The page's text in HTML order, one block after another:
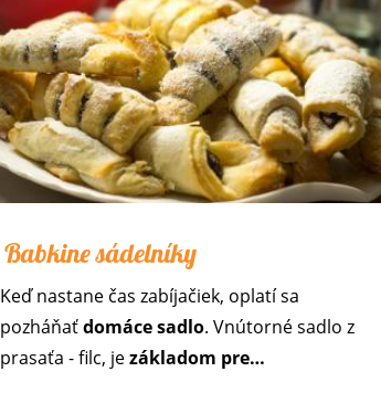
Babkine sádelníky
Keď nastane čas zabíjačiek, oplatí sa
pozháňaťdomáce sadlo. Vnútorné sadlo z
prasaťa - filc, jezákladom pre…